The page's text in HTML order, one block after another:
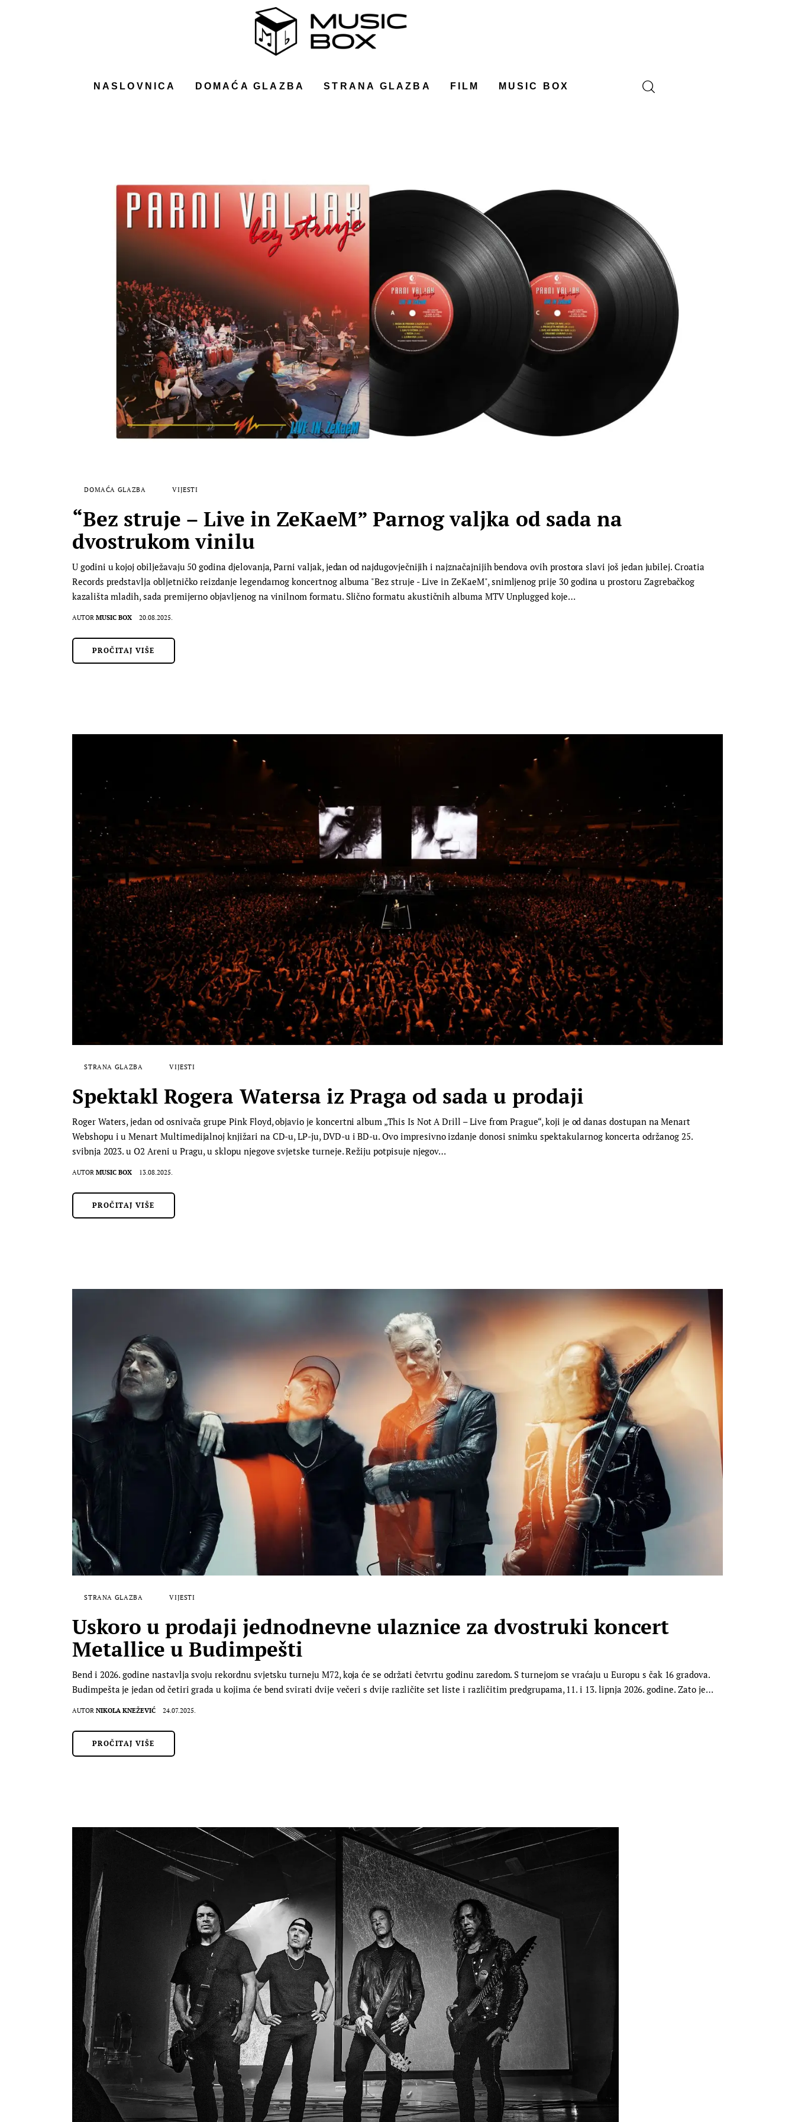
NASLOVNICA DOMAĆA GLAZBA STRANA GLAZBA FILM MUSIC BOX
DOMAĆA GLAZBA VIJESTI
“Bez struje – Live in ZeKaeM” Parnog valjka od sada na
dvostrukom vinilu
U godini u kojoj obilježavaju 50 godina djelovanja, Parni valjak, jedan od najdugovječnijih i najznačajnijih bendova ovih prostora slavi još jedan jubilej. Croatia
Records predstavlja obljetničko reizdanje legendarnog koncertnog albuma "Bez struje - Live in ZeKaeM", snimljenog prije 30 godina u prostoru Zagrebačkog
kazališta mladih, sada premijerno objavljenog na vinilnom formatu. Slično formatu akustičnih albuma MTV Unplugged koje…
AUTOR MUSIC BOX 20.08.2025.
PROČITAJ VIŠE
STRANA GLAZBA VIJESTI
Spektakl Rogera Watersa iz Praga od sada u prodaji
Roger Waters, jedan od osnivača grupe Pink Floyd, objavio je koncertni album „This Is Not A Drill – Live from Prague“, koji je od danas dostupan na Menart
Webshopu i u Menart Multimedijalnoj knjižari na CD-u, LP-ju, DVD-u i BD-u. Ovo impresivno izdanje donosi snimku spektakularnog koncerta održanog 25.
svibnja 2023. u O2 Areni u Pragu, u sklopu njegove svjetske turneje. Režiju potpisuje njegov…
AUTOR MUSIC BOX 13.08.2025.
PROČITAJ VIŠE
STRANA GLAZBA VIJESTI
Uskoro u prodaji jednodnevne ulaznice za dvostruki koncert
Metallice u Budimpešti
Bend i 2026. godine nastavlja svoju rekordnu svjetsku turneju M72, koja će se održati četvrtu godinu zaredom. S turnejom se vraćaju u Europu s čak 16 gradova.
Budimpešta je jedan od četiri grada u kojima će bend svirati dvije večeri s dvije različite set liste i različitim predgrupama, 11. i 13. lipnja 2026. godine. Zato je…
AUTOR NIKOLA KNEŽEVIĆ 24.07.2025.
PROČITAJ VIŠE